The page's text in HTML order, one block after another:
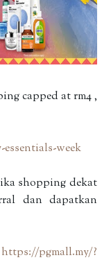
capped at rm4 ,
week
shopping dekat
dan dapatkan
https://pgmall.my/?